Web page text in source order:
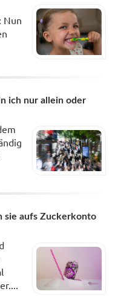
Nun
ich nur allein oder
sie aufs Zuckerkonto